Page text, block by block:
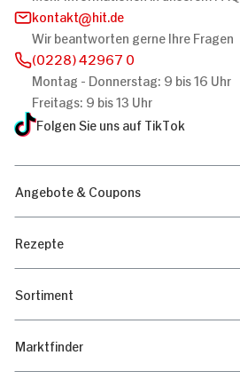
kontakt
hit.de
Wir beantworten gerne Ihre Fragen
(0228) 42967 0
Montag - Donnerstag: 9 bis 16 Uhr
Freitags: 9 bis 13 Uhr
Folgen Sie uns auf TikTok
Angebote & Coupons
Rezepte
Sortiment
Marktfinder